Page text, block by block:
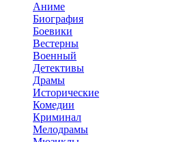
Аниме
Биография
Боевики
Вестерны
Военный
Детективы
Драмы
Исторические
Комедии
Криминал
Мелодрамы